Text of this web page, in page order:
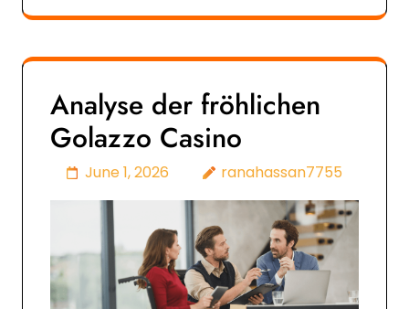
Analyse der fröhlichen
Golazzo Casino
June 1, 2026 ranahassan7755